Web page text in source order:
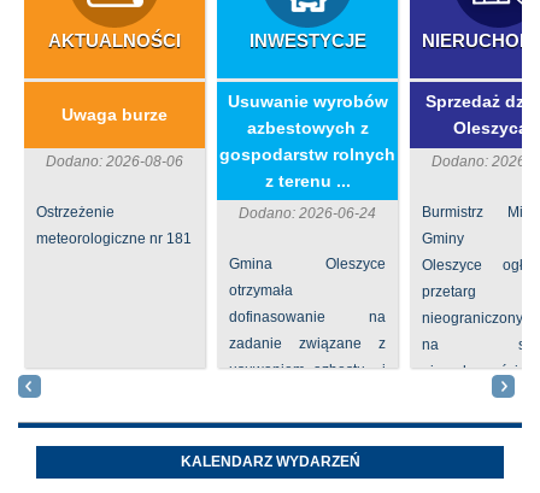
AKTUALNOŚCI
Uwaga burze
Dodano: 2026-08-06
Ostrzeżenie
meteorologiczne nr 181
INWESTYCJE
​Usuwanie wyrobów
azbestowych z
gospodarstw rolnych
z terenu ...
Dodano: 2026-06-24
Gmina Oleszyce
otrzymała
dofinasowanie na
zadanie związane z
usuwaniem azbestu i
azbest w ramach
programu
priorytetowego
Sprzedaż
Dodano: 2026-
Burmistrz
Gminy
Oleszyce
przetarg
nieograniczony
na
nieruchomości nr
Oleszycach
Orzeszkowej.
informacji ...
KALENDARZ WYDARZEŃ